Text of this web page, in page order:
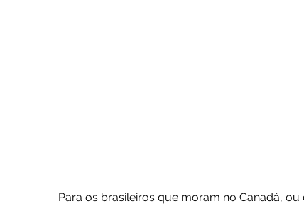
Para os brasileiros que moram no Canadá,